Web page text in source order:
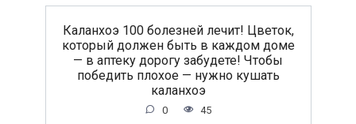
Каланхоэ 100 болезней лечит! Цветок,
который должен быть в каждом доме
— в аптеку дорогу забудете! Чтобы
победить плохое — нужно кушать
каланхоэ
0 45